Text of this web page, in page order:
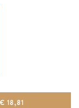
€ 18,81